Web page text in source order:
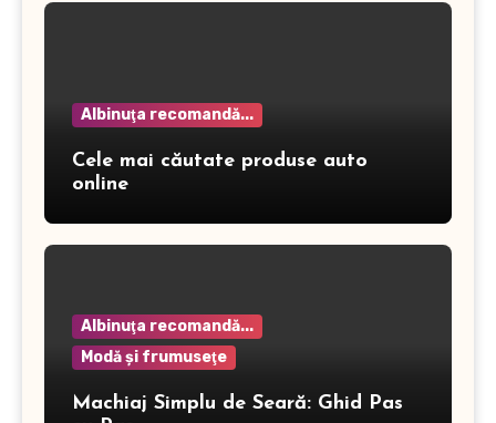
Albinuţa recomandă...
Cele mai căutate produse auto
online
Albinuţa recomandă...
Modă şi frumuseţe
Machiaj Simplu de Seară: Ghid Pas